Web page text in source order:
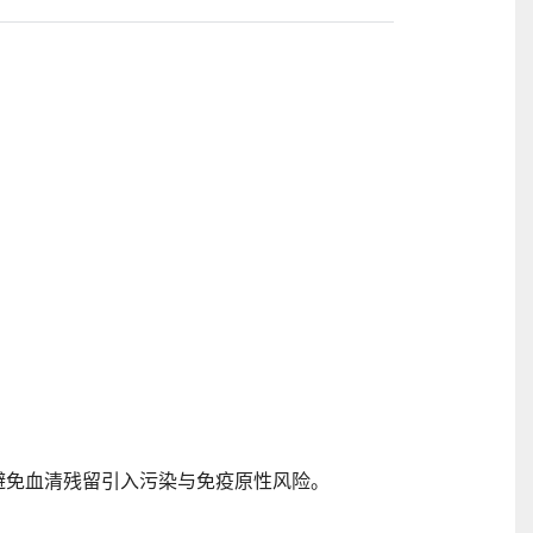
血清残留引入污染与免疫原性风险。